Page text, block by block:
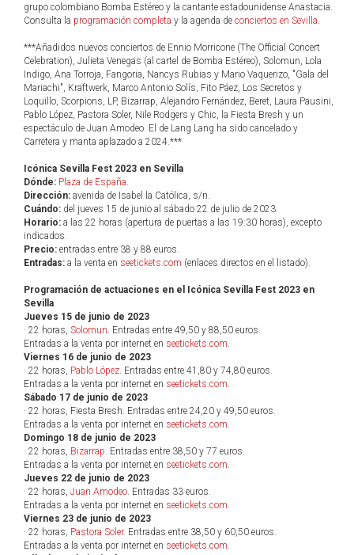
grupo colombiano Bomba Estéreo y la cantante estadounidense Anastacia.
Consulta la programación completa y la agenda de conciertos en Sevilla.
***Añadidos nuevos conciertos de Ennio Morricone (The Official Concert
Celebration), Julieta Venegas (al cartel de Bomba Estéreo), Solomun, Lola
Indigo, Ana Torroja, Fangoria, Nancys Rubias y Mario Vaquerizo, "Gala del
Mariachi", Kraftwerk, Marco Antonio Solís, Fito Páez, Los Secretos y
Loquillo, Scorpions, LP, Bizarrap, Alejandro Fernández, Beret, Laura Pausini,
Pablo López, Pastora Soler, Nile Rodgers y Chic, la Fiesta Bresh y un
espectáculo de Juan Amodeo. El de Lang Lang ha sido cancelado y
Carretera y manta aplazado a 2024.***
Icónica Sevilla Fest 2023 en Sevilla
Dónde: Plaza de España.
Dirección: avenida de Isabel la Católica, s/n.
Cuándo: del jueves 15 de junio al sábado 22 de julio de 2023.
Horario: a las 22 horas (apertura de puertas a las 19:30 horas), excepto
indicados.
Precio: entradas entre 38 y 88 euros.
Entradas: a la venta en seetickets.com (enlaces directos en el listado).
Programación de actuaciones en el Icónica Sevilla Fest 2023 en
Sevilla
Jueves 15 de junio de 2023
· 22 horas, Solomun. Entradas entre 49,50 y 88,50 euros.
Entradas a la venta por internet en seetickets.com.
Viernes 16 de junio de 2023
· 22 horas, Pablo López. Entradas entre 41,80 y 74,80 euros.
Entradas a la venta por internet en seetickets.com.
Sábado 17 de junio de 2023
· 22 horas, Fiesta Bresh. Entradas entre 24,20 y 49,50 euros.
Entradas a la venta por internet en seetickets.com.
Domingo 18 de junio de 2023
· 22 horas, Bizarrap. Entradas entre 38,50 y 77 euros.
Entradas a la venta por internet en seetickets.com.
Jueves 22 de junio de 2023
· 22 horas, Juan Amodeo. Entradas 33 euros.
Entradas a la venta por internet en seetickets.com.
Viernes 23 de junio de 2023
· 22 horas, Pastora Soler. Entradas entre 38,50 y 60,50 euros.
Entradas a la venta por internet en seetickets.com.